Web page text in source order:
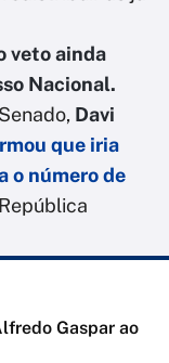
veto ainda
Nacional.
Davi
que iria
o número de
Gaspar ao